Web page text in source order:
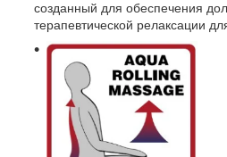
созданный для обеспечения
терапевтической релаксации